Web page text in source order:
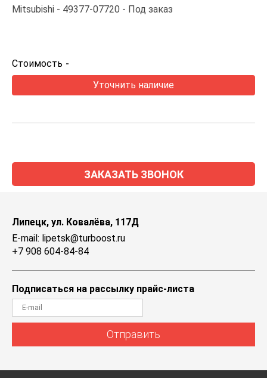
Mitsubishi 49377-07720 Под заказ
Стоимость -
Уточнить наличие
ЗАКАЗАТЬ ЗВОНОК
Липецк, ул. Ковалёва, 117Д
E-mail: lipetsk@turboost.ru
+7 908 604-84-84
Подписаться на рассылку прайс-листа
Отправить